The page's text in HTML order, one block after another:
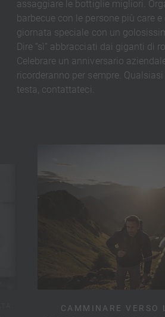
assaggiare le bottiglie migliori.
barbecue con le persone più care
giornata speciale con un
Dire “sì” abbracciati dai giganti di
Celebrare un anniversario
ricorderanno per sempre.
testa, contattateci.
CAMMINARE VERSO